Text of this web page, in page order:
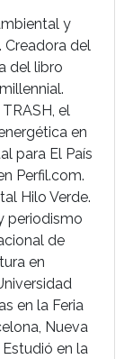
y
Creadora del
del libro
el
en
para El País
Perfil.com.
Hilo Verde.
periodismo
de
en
en la Feria
Nueva
en la